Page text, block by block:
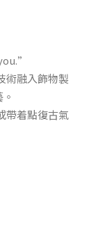
術融入飾物製
帶着點復古氣